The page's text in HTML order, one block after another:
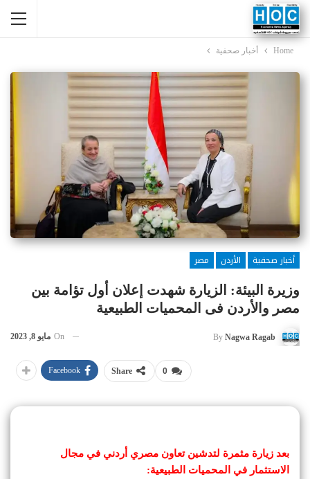
Home أخبار صحفية
أخبار صحفية الأردن
مصر
وزيرة البيئة: الزيارة شهدت إعلان أول تؤامة بين
مصر والأردن فى المحميات الطبيعية
By Nagwa Ragab
On مايو 8, 2023
0
Share
Facebook
بعد زيارة مثمرة لتدشين تعاون مصري أردني في مجال
الاستثمار في المحميات الطبيعية: